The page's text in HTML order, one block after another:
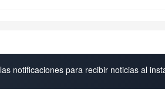
notificaciones para recibir noticias al